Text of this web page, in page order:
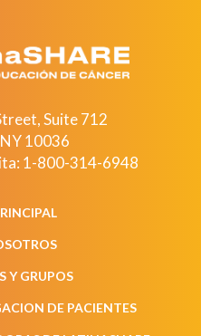
Suite 712
NY10036
1-800-314-6948
Y GRUPOS
DE PACIENTES